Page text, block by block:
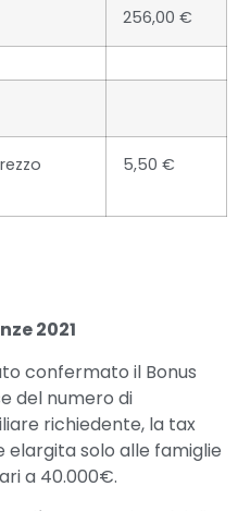
256,00 €
5,50 €
2021
confermato il Bonus
del numero di
richiedente, la tax
solo alle famiglie
a 40.000€.